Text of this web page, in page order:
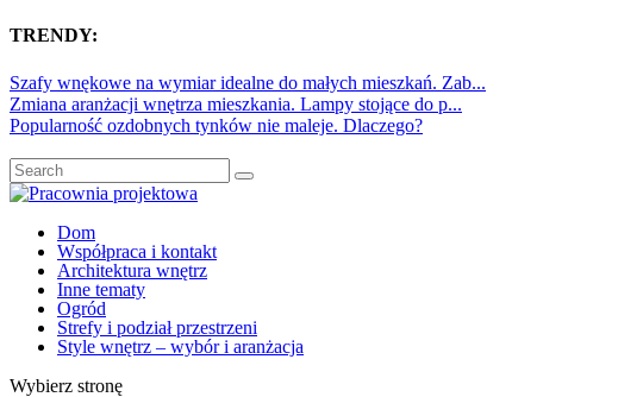
TRENDY:
Szafy wnękowe na wymiar idealne do małych mieszkań. Zab...
Zmiana aranżacji wnętrza mieszkania. Lampy stojące do p...
Popularność ozdobnych tynków nie maleje. Dlaczego?
Dom
Współpraca i kontakt
Architektura wnętrz
Inne tematy
Ogród
Strefy i podział przestrzeni
Style wnętrz – wybór i aranżacja
Wybierz stronę